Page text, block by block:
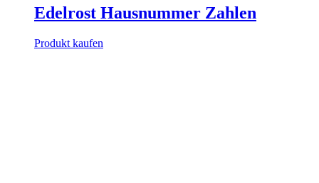
Edelrost Hausnummer Zahlen
Produkt kaufen